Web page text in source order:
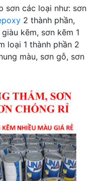
sơn các loại như: sơn
2 thành phần,
giàu kẽm, sơn kẽm 1
loại 1 thành phần 2
màu, sơn gỗ, sơn